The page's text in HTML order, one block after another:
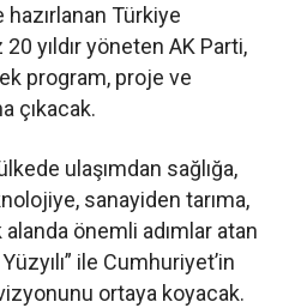
hazırlanan Türkiye
yıldır yöneten AK Parti,
program, proje ve
çıkacak.
ulaşımdan sağlığa,
sanayiden tarıma,
önemli adımlar atan
ile Cumhuriyet’in
ortaya koyacak.